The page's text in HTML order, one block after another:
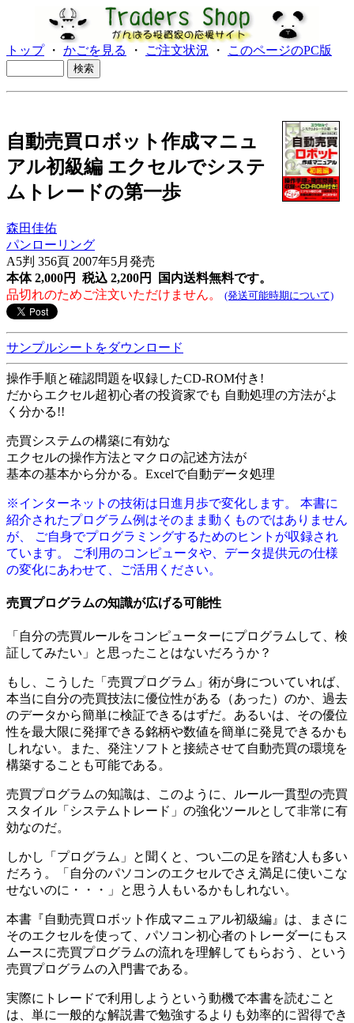
トップ・ かごを見る ・ ご注文状況 ・ このページのPC版
自動売買ロボット作成マニュ
アル初級編 エクセルでシステ
ムトレードの第一歩
森田佳佑
パンローリング
A5判 356頁 2007年5月発売
本体 2,000円 税込 2,200円
国内送料無料です。
品切れのためご注文いただけません。
(発送可能時期について)
サンプルシートをダウンロード
操作手順と確認問題を収録したCD-ROM付き!
だからエクセル超初心者の投資家でも 自動処理の方法がよ
く分かる!!
売買システムの構築に有効な
エクセルの操作方法とマクロの記述方法が
基本の基本から分かる。Excelで自動データ処理
※インターネットの技術は日進月歩で変化します。 本書に
紹介されたプログラム例はそのまま動くものではありません
が、 ご自身でプログラミングするためのヒントが収録され
ています。 ご利用のコンピュータや、データ提供元の仕様
の変化にあわせて、ご活用ください。
売買プログラムの知識が広げる可能性
「自分の売買ルールをコンピューターにプログラムして、検
証してみたい」と思ったことはないだろうか？
もし、こうした「売買プログラム」術が身についていれば、
本当に自分の売買技法に優位性がある（あった）のか、過去
のデータから簡単に検証できるはずだ。あるいは、その優位
性を最大限に発揮できる銘柄や数値を簡単に発見できるかも
しれない。また、発注ソフトと接続させて自動売買の環境を
構築することも可能である。
売買プログラムの知識は、このように、ルール一貫型の売買
スタイル「システムトレード」の強化ツールとして非常に有
効なのだ。
しかし「プログラム」と聞くと、つい二の足を踏む人も多い
だろう。「自分のパソコンのエクセルでさえ満足に使いこな
せないのに・・・」と思う人もいるかもしれない。
本書『自動売買ロボット作成マニュアル初級編』は、まさに
そのエクセルを使って、パソコン初心者のトレーダーにもス
ムースに売買プログラムの流れを理解してもらおう、という
売買プログラムの入門書である。
実際にトレードで利用しようという動機で本書を読むこと
は、単に一般的な解説書で勉強するよりも効率的に習得でき